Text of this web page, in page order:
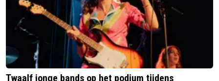
Twaalf jonge bands op het podium tijdens